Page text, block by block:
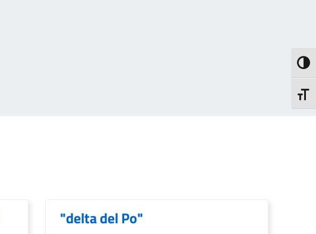
"delta del Po"